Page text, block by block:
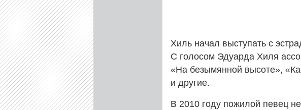
Хиль начал выступать с
С голосом Эдуарда Хиля
«На безымянной высоте»,
и другие.
В 2010 году пожилой певец